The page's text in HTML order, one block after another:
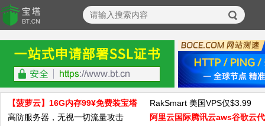
【菠萝云】16G内存99¥免费装宝塔
RakSmart 美国VPS仅$3.99
高防服务器，无视一切流量攻击
阿里云国际腾讯云aws谷歌云